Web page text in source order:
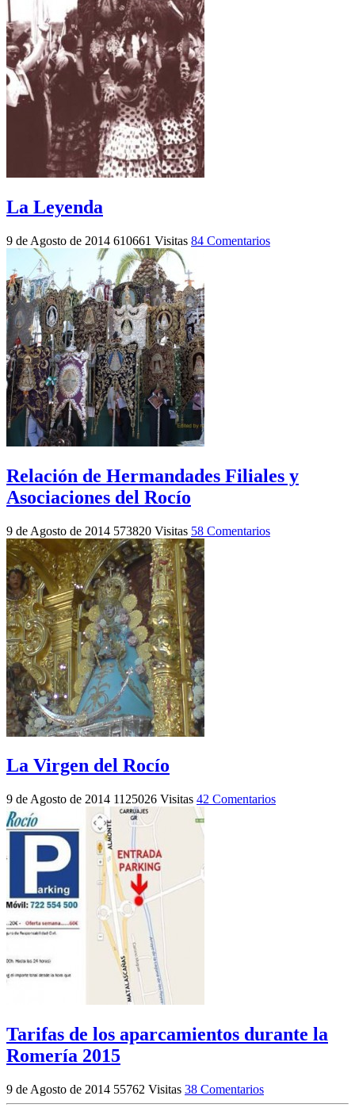
La Leyenda
9 de Agosto de 2014 610661 Visitas 84 Comentarios
Relación de Hermandades Filiales y
Asociaciones del Rocío
9 de Agosto de 2014 573820 Visitas 58 Comentarios
La Virgen del Rocío
9 de Agosto de 2014 1125026 Visitas 42 Comentarios
Tarifas de los aparcamientos durante la
Romería 2015
9 de Agosto de 2014 55762 Visitas 38 Comentarios